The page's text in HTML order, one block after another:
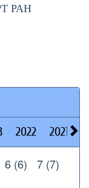
РАН
2022 2021
6 (6)
7 (7)